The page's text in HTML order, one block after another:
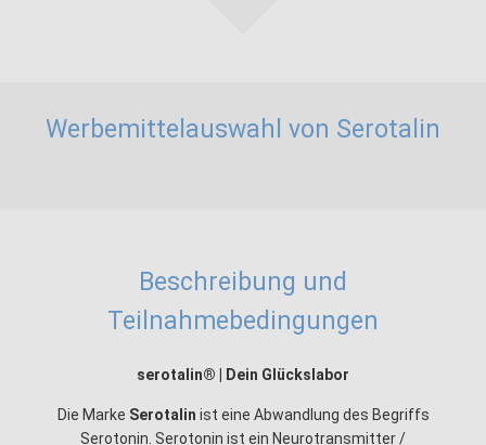
Werbemittelauswahl von Serotalin
Beschreibung und
Teilnahmebedingungen
serotalin® | Dein Glückslabor
Die Marke Serotalin ist eine Abwandlung des Begriffs
Serotonin. Serotonin ist ein Neurotransmitter /